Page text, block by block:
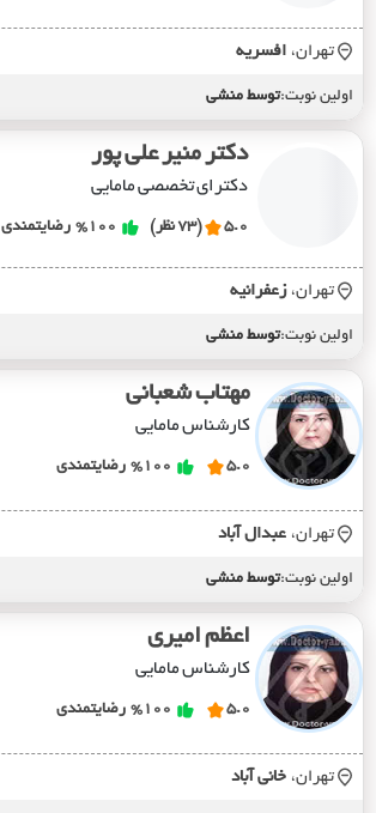
تهران، افسريه
اولین نوبت:توسط منشی
دکتر منیر علی پور
دکترای تخصصی مامایی
5.0 (73 نظر) %100 رضایتمندی
تهران، زعفرانيه
اولین نوبت:توسط منشی
مهتاب شعبانی
کارشناس مامایی
5.0
%100 رضایتمندی
تهران، عبدال آباد
اولین نوبت:توسط منشی
اعظم امیری
کارشناس مامایی
5.0
%100 رضایتمندی
تهران، خاني آباد